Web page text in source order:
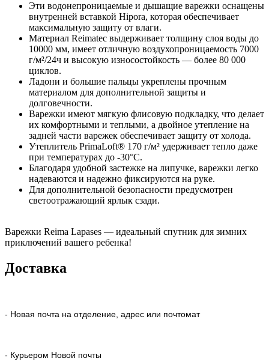
Эти водонепроницаемые и дышащие варежки оснащены
внутренней вставкой Hipora, которая обеспечивает
максимальную защиту от влаги.
Материал Reimatec выдерживает толщину слоя воды до
10000 мм, имеет отличную воздухопроницаемость 7000
г/м²/24ч и высокую износостойкость — более 80 000
циклов.
Ладони и большие пальцы укреплены прочным
материалом для дополнительной защиты и
долговечности.
Варежки имеют мягкую флисовую подкладку, что делает
их комфортными и теплыми, а двойное утепление на
задней части варежек обеспечивает защиту от холода.
Утеплитель PrimaLoft® 170 г/м² удерживает тепло даже
при температурах до -30°C.
Благодаря удобной застежке на липучке, варежки легко
надеваются и надежно фиксируются на руке.
Для дополнительной безопасности предусмотрен
светоотражающий ярлык сзади.
Варежки Reima Lapases — идеальный спутник для зимних
приключений вашего ребенка!
Доставка
- Новая почта на отделение, адрес или почтомат
- Курьером Новой почты